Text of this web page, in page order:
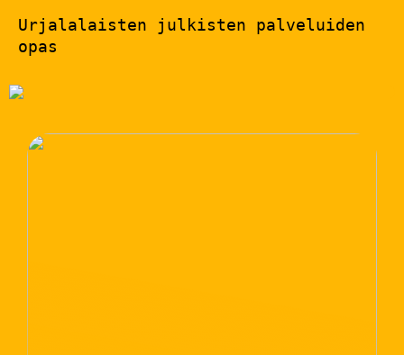
Urjalalaisten julkisten palveluiden
opas